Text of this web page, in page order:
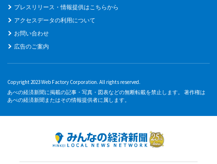
プレスリリース・情報提供はこちらから
アクセスデータの利用について
お問い合わせ
広告のご案内
Copyright 2023 Web Factory Corporation. All rights reserved.
あべの経済新聞に掲載の記事・写真・図表などの無断転載を禁止します。 著作権は
あべの経済新聞またはその情報提供者に属します。